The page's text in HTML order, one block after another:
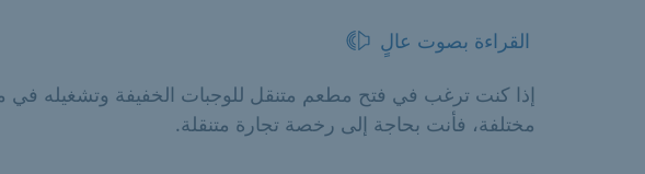
القراءة بصوت عالٍ
إذا كنت ترغب في فتح مطعم متنقل للوجبات الخفيفة وتشغيله في
مختلفة، فأنت بحاجة إلى رخصة تجارة متنقلة.